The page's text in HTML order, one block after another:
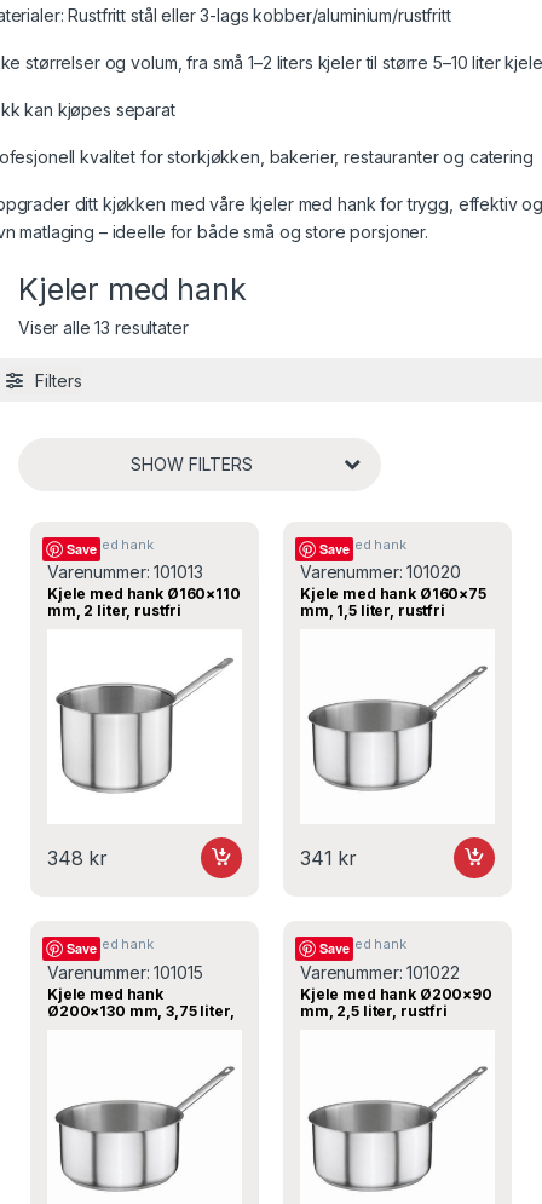
Rustfritt stål eller 3-lags kobber/aluminium/rustfritt
størrelser og volum, fra små 1–2 liters kjeler til større 5–10 liter
kan kjøpes separat
kvalitet for storkjøkken, bakerier, restauranter og catering
ditt kjøkken med våre kjeler med hank for trygg, effektiv
matlaging – ideelle for både små og store porsjoner.
Kjeler med hank
Viser alle 13 resultater
Filters
SHOW FILTERS
Save
Kjeler med hank
Varenummer:101013
Kjele med hank Ø160×110
mm, 2 liter, rustfri
348 kr
Save
Kjeler med hank
Varenummer:101020
Kjele med hank Ø160×75
mm, 1,5 liter, rustfri
341 kr
Save
Kjeler med hank
Varenummer:101015
Kjele med hank
Ø200×130 mm, 3,75 liter,
Save
Kjeler med hank
Varenummer:101022
Kjele med hank Ø200×90
mm, 2,5 liter, rustfri